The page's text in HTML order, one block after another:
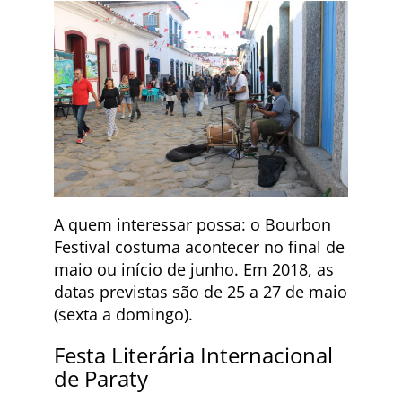
A quem interessar possa: o Bourbon
Festival costuma acontecer no final de
maio ou início de junho. Em 2018, as
datas previstas são de 25 a 27 de maio
(sexta a domingo).
Festa Literária Internacional
de Paraty